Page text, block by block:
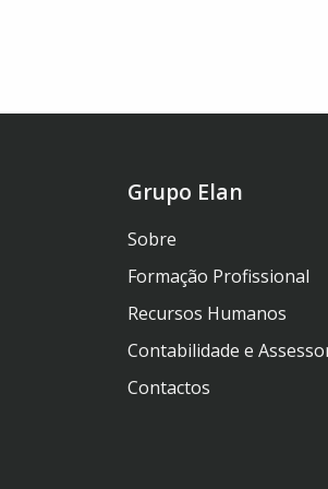
Grupo Elan
Sobre
Formação Profissional
Recursos Humanos
Contabilidade e
Contactos